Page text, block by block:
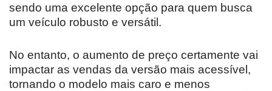
sendo uma excelente opção para quem busca
um veículo robusto e versátil.
No entanto, o aumento de preço certamente vai
impactar as vendas da versão mais acessível,
tornando o modelo mais caro e menos